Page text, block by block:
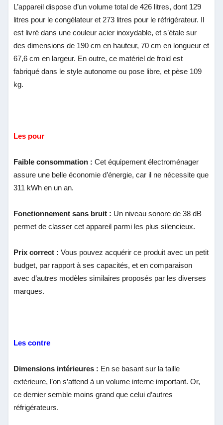
L’appareil dispose d’un volume total de 426 litres, dont 129
litres pour le congélateur et 273 litres pour le réfrigérateur. Il
est livré dans une couleur acier inoxydable, et s’étale sur
des dimensions de 190 cm en hauteur, 70 cm en longueur et
67,6 cm en largeur. En outre, ce matériel de froid est
fabriqué dans le style autonome ou pose libre, et pèse 109
kg.
Les pour
Faible consommation :Cet équipement électroménager
assure une belle économie d’énergie, car il ne nécessite que
311 kWh en un an.
Fonctionnement sans bruit : Un niveau sonore de 38 dB
permet de classer cet appareil parmi les plus silencieux.
Prix correct : Vous pouvez acquérir ce produit avec un petit
budget, par rapport à ses capacités, et en comparaison
avec d’autres modèles similaires proposés par les diverses
marques.
Les contre
Dimensions intérieures : En se basant sur la taille
extérieure, l’on s’attend à un volume interne important. Or,
ce dernier semble moins grand que celui d’autres
réfrigérateurs.